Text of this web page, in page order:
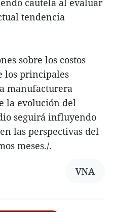
cautela al evaluar
tendencia
sobre los costos
los principales
manufacturera
la evolución del
seguirá influyendo
las perspectivas del
meses./.
VNA